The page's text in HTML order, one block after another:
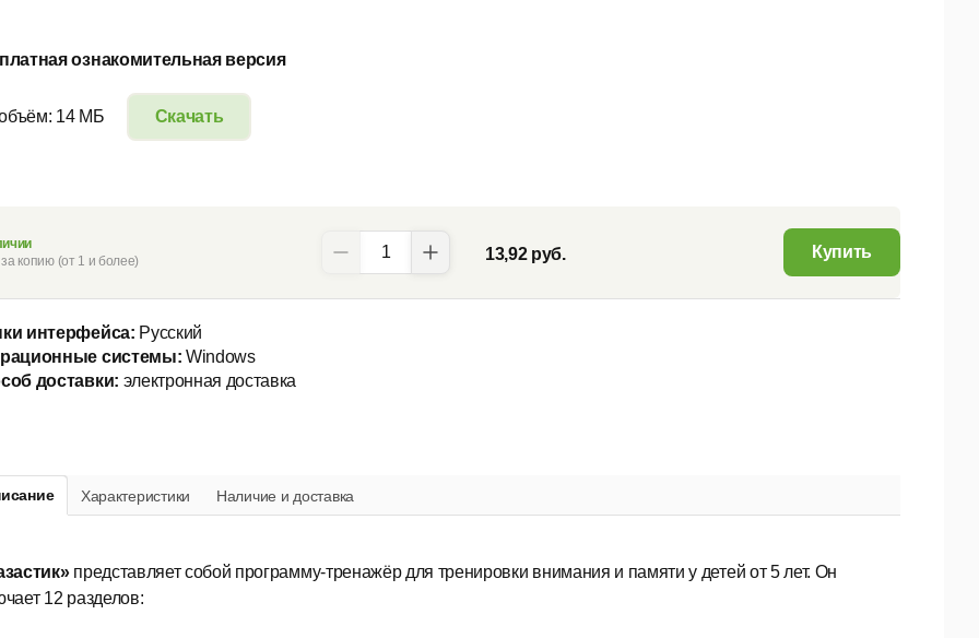
ознакомительная версия
Скачать
14 МБ
Характеристики Наличие и доставка
представляет собой программу-тренажёр для тренировки внимания и памяти у детей от 5 лет. Он
12 разделов:
копию (от 1 и более)
13,92 руб. Купить
интерфейса: Русский
системы: Windows
доставки: электронная доставка